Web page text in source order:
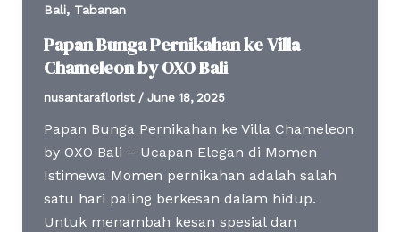
Bali, Tabanan
Papan Bunga Pernikahan ke Villa
Chameleon by OXO Bali
nusantaraflorist / June 18, 2025
Papan Bunga Pernikahan ke Villa Chameleon
by OXO Bali – Ucapan Elegan di Momen
Istimewa Momen pernikahan adalah salah
satu hari paling berkesan dalam hidup.
Untuk menambah kesan spesial dan